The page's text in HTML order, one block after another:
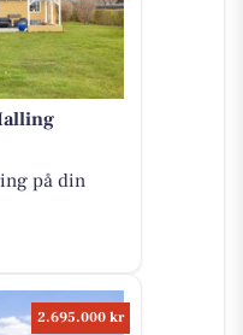
på din
2.695.000 kr